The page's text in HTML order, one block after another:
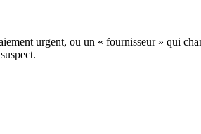
urgent, ou un « fournisseur » qui